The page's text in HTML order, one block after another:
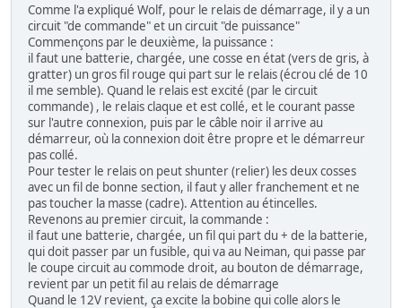
Comme l'a expliqué Wolf, pour le relais de démarrage, il y a un
circuit "de commande" et un circuit "de puissance"
Commençons par le deuxième, la puissance :
il faut une batterie, chargée, une cosse en état (vers de gris, à
gratter) un gros fil rouge qui part sur le relais (écrou clé de 10
il me semble). Quand le relais est excité (par le circuit
commande) , le relais claque et est collé, et le courant passe
sur l'autre connexion, puis par le câble noir il arrive au
démarreur, où la connexion doit être propre et le démarreur
pas collé.
Pour tester le relais on peut shunter (relier) les deux cosses
avec un fil de bonne section, il faut y aller franchement et ne
pas toucher la masse (cadre). Attention au étincelles.
Revenons au premier circuit, la commande :
il faut une batterie, chargée, un fil qui part du + de la batterie,
qui doit passer par un fusible, qui va au Neiman, qui passe par
le coupe circuit au commode droit, au bouton de démarrage,
revient par un petit fil au relais de démarrage
Quand le 12V revient, ça excite la bobine qui colle alors le